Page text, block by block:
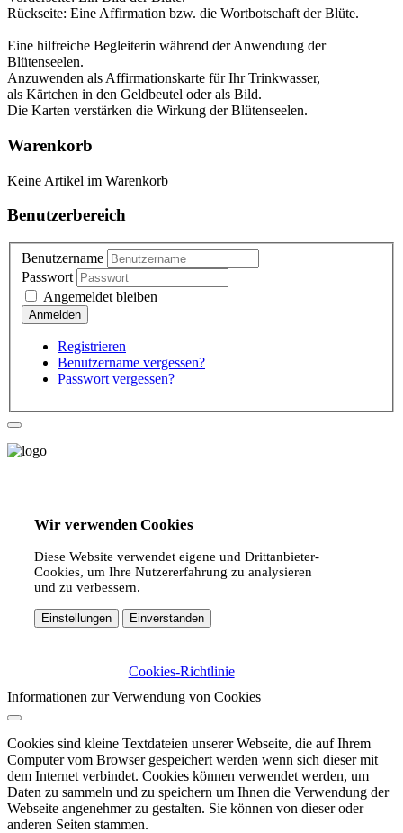
Rückseite: Eine Affirmation bzw. die Wortbotschaft der Blüte.
Eine hilfreiche Begleiterin während der Anwendung der
Blütenseelen.
Anzuwenden als Affirmationskarte für Ihr Trinkwasser,
als Kärtchen in den Geldbeutel oder als Bild.
Die Karten verstärken die Wirkung der Blütenseelen.
Warenkorb
Keine Artikel im Warenkorb
Benutzerbereich
Benutzername
Passwort
Angemeldet bleiben
Registrieren
Benutzername vergessen?
Passwort vergessen?
Wir verwenden Cookies
Diese Website verwendet eigene und Drittanbieter-
Cookies, um Ihre Nutzererfahrung zu analysieren
und zu verbessern.
Einstellungen Einverstanden
Cookies-Richtlinie
Informationen zur Verwendung von Cookies
Cookies sind kleine Textdateien unserer Webseite, die auf Ihrem
Computer vom Browser gespeichert werden wenn sich dieser mit
dem Internet verbindet. Cookies können verwendet werden, um
Daten zu sammeln und zu speichern um Ihnen die Verwendung der
Webseite angenehmer zu gestalten. Sie können von dieser oder
anderen Seiten stammen.